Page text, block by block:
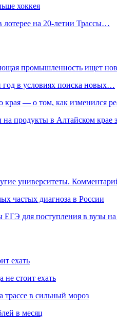
хоккея
лотерее на 20-летии Трассы…
промышленность ищет
в условиях поиска новых…
— о том, как изменился
продукты в Алтайском крае
университеты.
частых диагноза в России
для поступления в вузы
ехать
не стоит ехать
трассе в сильный мороз
в месяц